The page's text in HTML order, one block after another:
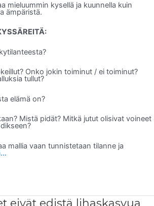
mieluummin kysellä ja kuunnella kuin
ämpäristä.
Onko jokin toiminut / ei toiminut?
tullut?
elämä on?
Mistä pidät? Mitkä jutut olisivat voineet
mallia vaan tunnistetaan tilanne ja
eivät edistä lihaskasvua